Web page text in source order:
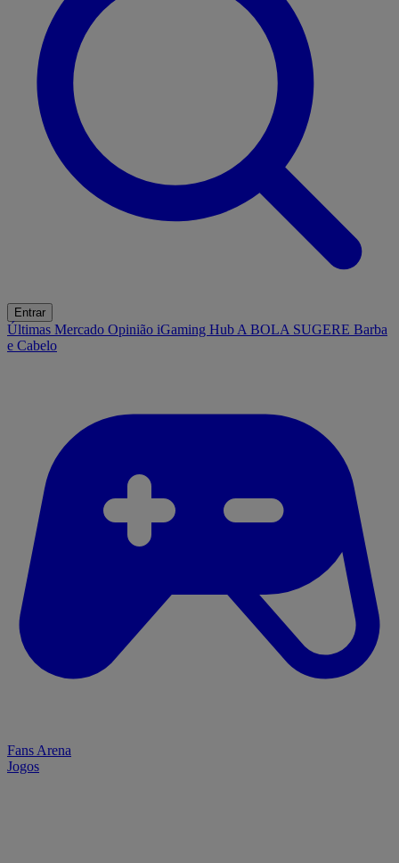
Entrar
Últimas Mercado Opinião iGaming Hub A BOLA SUGERE Barba
e Cabelo
Fans Arena
Jogos